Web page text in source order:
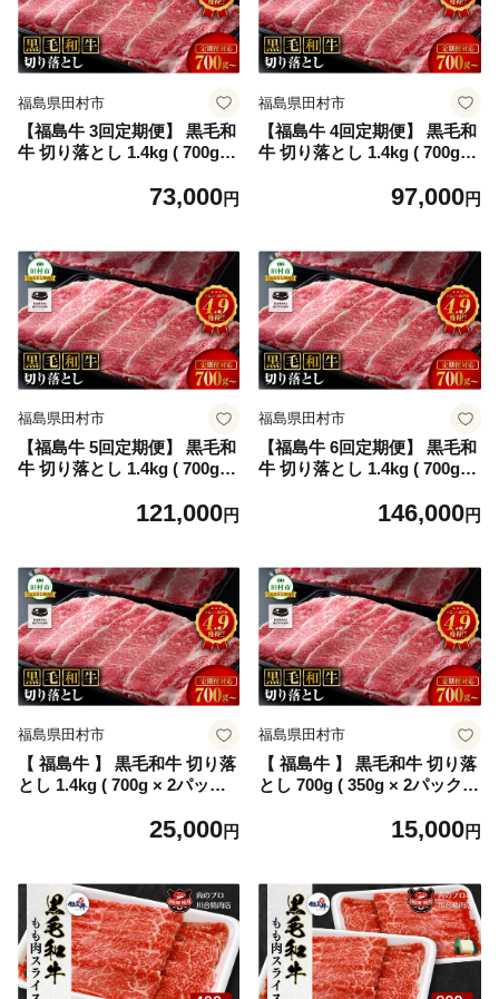
福島県田村市
【福島牛 3回定期便】 黒毛和
牛 切り落とし 1.4kg ( 700g ×
焼肉 お弁当 おかず 贈答 ギフ
福島県 田村市 川合精肉店
73,000円
福島県田村市
【福島牛 4回定期便】 黒毛和
牛 切り落とし 1.4kg ( 700g ×
焼肉 お弁当 おかず 贈答 ギフ
福島県 田村市 川合精肉店
97,000円
福島県田村市
【福島牛 5回定期便】 黒毛和
牛 切り落とし 1.4kg ( 700g ×
焼肉 お弁当 おかず 贈答 ギフ
福島県 田村市 川合精肉店
121,000円
福島県田村市
【福島牛 6回定期便】 黒毛和
牛 切り落とし 1.4kg ( 700g ×
焼肉 お弁当 おかず 贈答 ギフ
福島県 田村市 川合精肉店
146,000円
福島県田村市
【 福島牛 】 黒毛和牛 切り落
とし 1.4kg ( 700g × 2パック )
当 おかず 贈答 ギフト プレゼ
村市 川合精肉店
25,000円
福島県田村市
【 福島牛 】 黒毛和牛 切り落
とし 700g ( 350g × 2パック )
おかず 旨味 贈答 ギフト プレ
村 田村市 たむら 川合精肉店
15,000円